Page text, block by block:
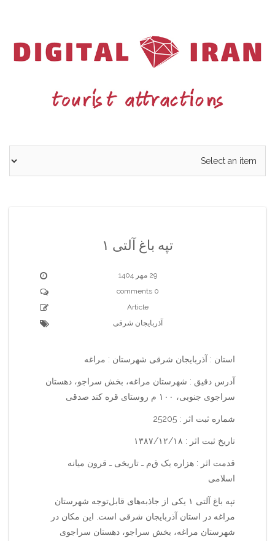
تپه باغ آلتی ۱
29 مهر 1404
0 comments
Article
آذربایجان شرقی
استان : آذربایجان شرقی شهرستان : مراغه
آدرس دقیق : شهرستان مراغه، بخش سراجو، دهستان
سراجوی جنوبی، ۱۰۰ م روستای قره کند صدقی
شماره ثبت اثر : 25205
تاریخ ثبت اثر : ۱۳۸۷/۱۲/۱۸
قدمت اثر : هزاره یک ق‌م‌ ـ تاریخی ـ قرون میانه
اسلامی
تپه باغ آلتی ۱ یکی از جاذبه‌های قابل‌توجه شهرستان
مراغه در استان آذربایجان شرقی است. این مکان در
شهرستان مراغه، بخش سراجو، دهستان سراجوی